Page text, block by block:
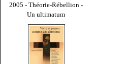
2005 - Théorie-Rébellion -
Un ultimatum